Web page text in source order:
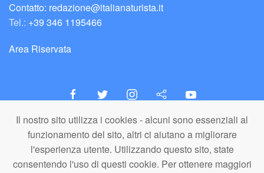
Il nostro sito utilizza i cookies - alcuni sono essenziali al
funzionamento del sito, altri ci aiutano a migliorare
l'esperienza utente. Utilizzando questo sito, state
consentendo l'uso di questi cookie. Per ottenere maggiori
Contatto: redazione@italianaturista.it
Tel.: +39 346 1195466
Area Riservata
italiaNATURISTA
Editore e Redazione
A.N.ITA. Associazione Naturista Italiana (APS)
C.F. 80203710159